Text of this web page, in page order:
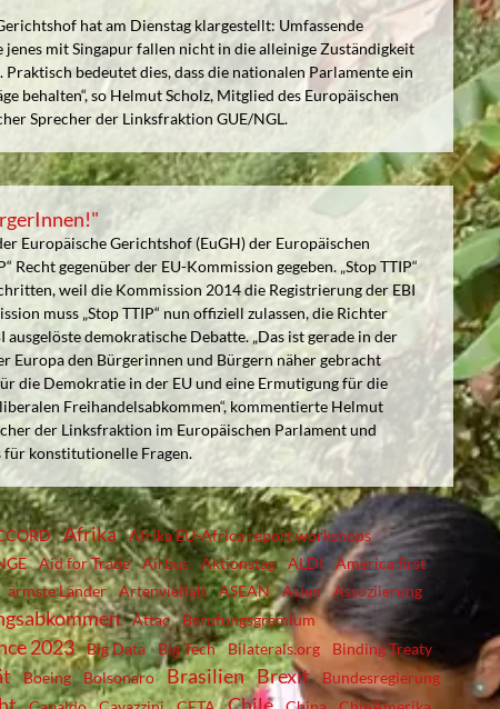
hat am Dienstag klargestellt: Umfassende
jenes mit Singapur fallen nicht in die alleinige Zuständigkeit
bedeutet dies, dass die nationalen Parlamente ein
behalten“, so Helmut Scholz, Mitglied des Europäischen
Sprecher der Linksfraktion GUE/NGL.
Europäische Gerichtshof (EuGH) der Europäischen
Recht gegenüber der EU-Kommission gegeben. „Stop TTIP“
weil die Kommission 2014 die Registrierung der EBI
muss „Stop TTIP“ nun offiziell zulassen, die Richter
demokratische Debatte. „Das ist gerade in der
Europa den Bürgerinnen und Bürgern näher gebracht
die Demokratie in der EU und eine Ermutigung für die
Freihandelsabkommen“, kommentierte Helmut
der Linksfraktion im Europäischen Parlament und
für konstitutionelle Fragen.
Afrika
Afrika EU-Africa report workshops
Aid for Trade Airbus Aktionstag ALDI
America first
ärmste Länder Artenvielfalt ASEAN Asien Assoziierung
Attac Berufungsgremium
2023 Big Data Big Tech Bilaterals.org
Binding Treaty
Boeing Bolsonaro Brasilien Brexit Bundesregierung